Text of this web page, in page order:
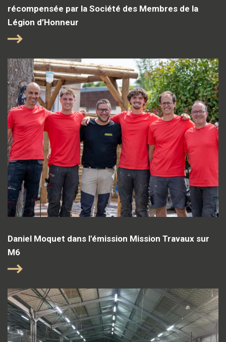
récompensée par la Société des Membres de la
Légion d’Honneur
Daniel Moquet dans l'émission Mission Travaux sur
M6